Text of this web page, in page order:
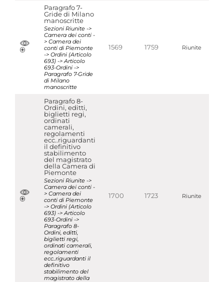
Paragrafo 7-
Gride di Milano
manoscritte
Sezioni Riunite ->
Camera dei conti -
> Camera dei
conti di Piemonte
-> Ordini (Articolo
693) -> Articolo
693-Ordini ->
Paragrafo 7-Gride
di Milano
manoscritte
1569 1759 Riunite
Paragrafo 8-
Ordini, editti,
biglietti regi,
ordinati
camerali,
regolamenti
ecc..riguardanti
il definitivo
stabilimento
del magistrato
della Camera di
Piemonte
Sezioni Riunite ->
Camera dei conti -
> Camera dei
conti di Piemonte
-> Ordini (Articolo
693) -> Articolo
693-Ordini ->
Paragrafo 8-
Ordini, editti,
biglietti regi,
ordinati camerali,
regolamenti
ecc..riguardanti il
definitivo
stabilimento del
magistrato della
1700 1723 Riunite